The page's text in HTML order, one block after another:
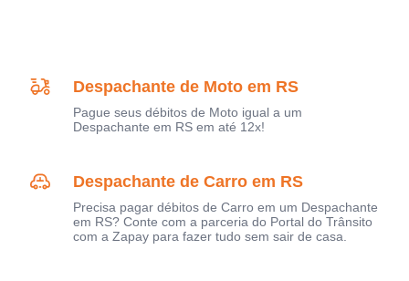
Despachante de Moto em RS
Pague seus débitos de Moto igual a um
Despachante em RS em até 12x!
Despachante de Carro em RS
Precisa pagar débitos de Carro em um Despachante
em RS? Conte com a parceria do Portal do Trânsito
com a Zapay para fazer tudo sem sair de casa.